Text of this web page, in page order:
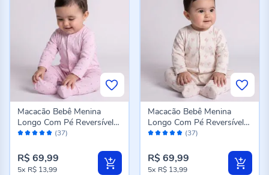
Avaliação: (37)
Macacão Bebê Menina
Longo Com Pé Reversível
Yoyo Baby Coracoes
R$ 69,99
5x R$ 13,99
Avaliação: (37)
Macacão Bebê Menina
Longo Com Pé Reversível
Yoyo Baby Laco
R$ 69,99
5x R$ 13,99